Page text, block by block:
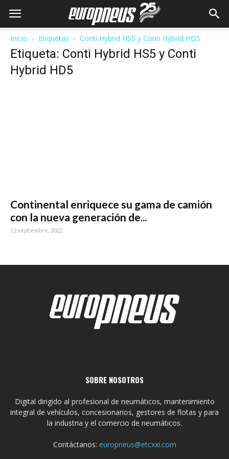
Inicio Etiquetas Conti Hybrid HS5 y Conti Hybrid HD5
Etiqueta: Conti Hybrid HS5 y Conti
Hybrid HD5
Continental enriquece su gama de camión
con la nueva generación de...
12 septiembre, 2022
SOBRE NOSOTROS
Digital dirigido al profesional de neumáticos, mantenimiento
integral de vehículos, concesionarios, gestores de flotas y para
la industria y el comercio de neumáticos.
Contáctanos: europneus@etcxxi.com